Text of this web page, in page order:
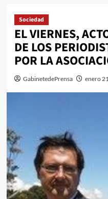
Sociedad
EL VIERNES,
DE LOS
POR LA
GabinetedePrensa enero